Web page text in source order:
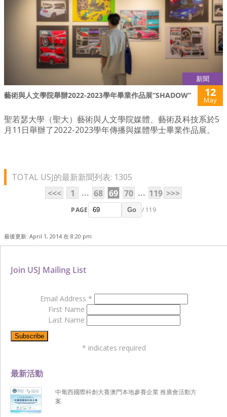
新聞
藝術與人文學院舉辦2022-2023學年畢業作品展“SHADOW” 12
May
聖若瑟大學（聖大）藝術與人文學院媒體、藝術及科技系於5
月11日舉辦了2022-2023學年傳播與媒體學士畢業作品展。
TOTAL USJ的最新新聞列表: 1305
<<<
1 ... 68 69 70 ... 119 >>>
PAGE Go / 119
最後更新: April 1, 2014 在 8:20 pm
最新活動
中葡西國際科創大賽澳門本地參賽企業 推廣會活動方
案
Join USJ Mailing List
Email Address *
First Name
Last Name
* indicates required